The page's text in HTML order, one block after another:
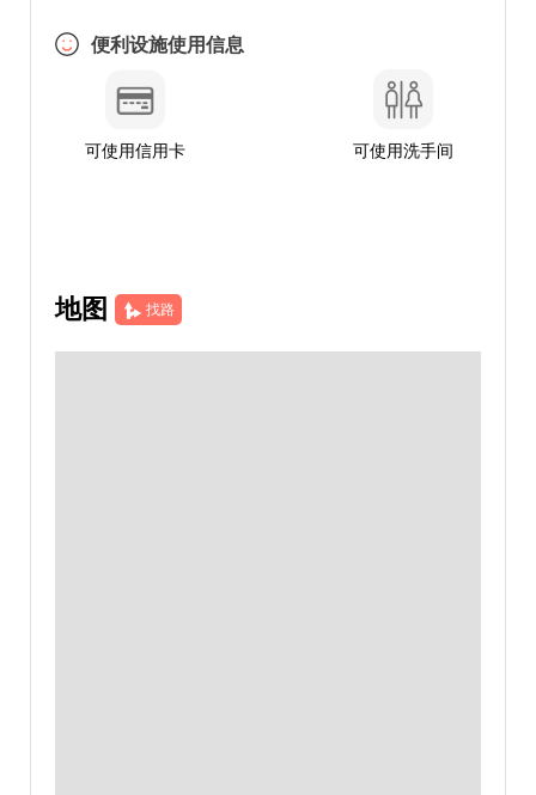
便利设施使用信息
可使用信用卡 可使用洗手间
地图 找路